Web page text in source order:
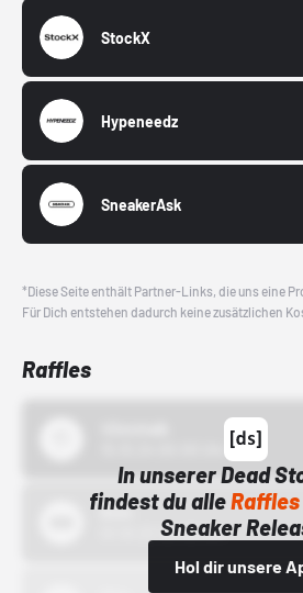
StockX
Hypeneedz
SneakerAsk
*Diese Seite enthält Partner-Links, die uns eine
Für Dich entstehen dadurch keine zusätzlichen
Raffles
In unserer Dead
findest du alleRaffles
Sneaker
Hol dir unsere
Bstn
01.10.22 00:00 Uhr